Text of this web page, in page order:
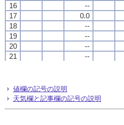
16
--
17
0.0
18
--
19
--
20
--
21
--
24
16
--
17
0.0
18
--
19
--
20
--
21
--
24
16
--
17
0.0
18
--
19
--
20
--
21
--
24
16
--
17
0.0
18
--
19
--
20
--
21
--
24
値欄の記号の説明
天気欄と記事欄の記号の説明